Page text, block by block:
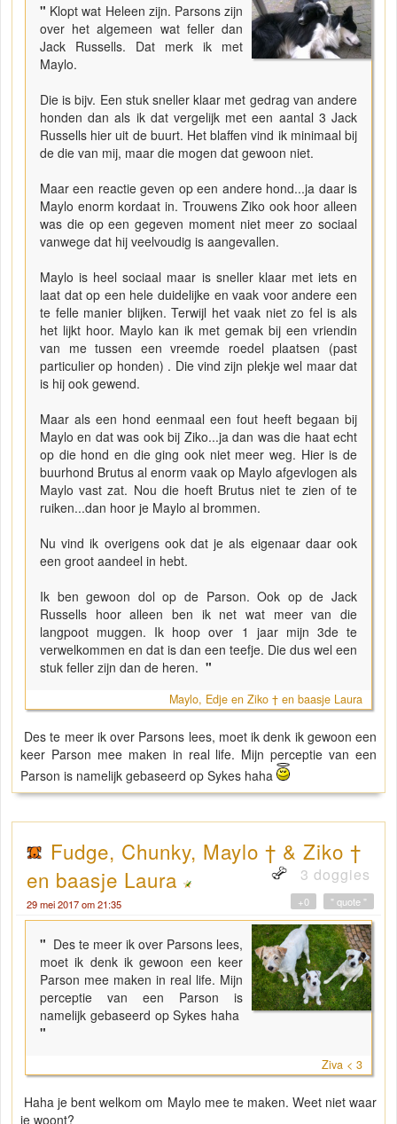
" Klopt wat Heleen zijn. Parsons zijn
over het algemeen wat feller dan
Jack Russells. Dat merk ik met
Maylo.
Die is bijv. Een stuk sneller klaar met gedrag van andere
honden dan als ik dat vergelijk met een aantal 3 Jack
Russells hier uit de buurt. Het blaffen vind ik minimaal bij
de die van mij, maar die mogen dat gewoon niet.
Maar een reactie geven op een andere hond...ja daar is
Maylo enorm kordaat in. Trouwens Ziko ook hoor alleen
was die op een gegeven moment niet meer zo sociaal
vanwege dat hij veelvoudig is aangevallen.
Maylo is heel sociaal maar is sneller klaar met iets en
laat dat op een hele duidelijke en vaak voor andere een
te felle manier blijken. Terwijl het vaak niet zo fel is als
het lijkt hoor. Maylo kan ik met gemak bij een vriendin
van me tussen een vreemde roedel plaatsen (past
particulier op honden) . Die vind zijn plekje wel maar dat
is hij ook gewend.
Maar als een hond eenmaal een fout heeft begaan bij
Maylo en dat was ook bij Ziko...ja dan was die haat echt
op die hond en die ging ook niet meer weg. Hier is de
buurhond Brutus al enorm vaak op Maylo afgevlogen als
Maylo vast zat. Nou die hoeft Brutus niet te zien of te
ruiken...dan hoor je Maylo al brommen.
Nu vind ik overigens ook dat je als eigenaar daar ook
een groot aandeel in hebt.
Ik ben gewoon dol op de Parson. Ook op de Jack
Russells hoor alleen ben ik net wat meer van die
langpoot muggen. Ik hoop over 1 jaar mijn 3de te
verwelkommen en dat is dan een teefje. Die dus wel een
stuk feller zijn dan de heren. "
Maylo, Edje en Ziko † en baasje Laura
Des te meer ik over Parsons lees, moet ik denk ik gewoon een
keer Parson mee maken in real life. Mijn perceptie van een
Parson is namelijk gebaseerd op Sykes haha
Fudge, Chunky, Maylo † & Ziko †
en baasje Laura
3 doggies
29 mei 2017 om 21:35 " quote "
+0
" Des te meer ik over Parsons lees,
moet ik denk ik gewoon een keer
Parson mee maken in real life. Mijn
perceptie van een Parson is
namelijk gebaseerd op Sykes haha
"
Ziva < 3
Haha je bent welkom om Maylo mee te maken. Weet niet waar
je woont?